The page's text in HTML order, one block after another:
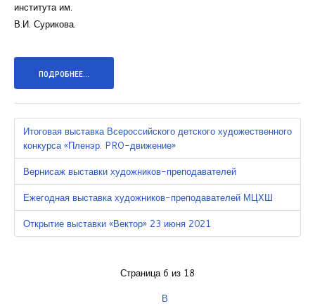
института им.
В.И. Сурикова.
ПОДРОБНЕЕ...
Итоговая выставка Всероссийского детского художественного
конкурса «Пленэр. PRO-движение»
Вернисаж выставки художников-преподавателей
Ежегодная выставка художников-преподавателей МЦХШ
Открытие выставки «Вектор» 23 июня 2021
Страница 6 из 18
В